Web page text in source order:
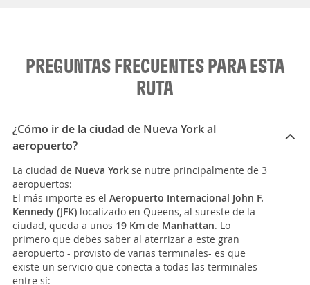
PREGUNTAS FRECUENTES PARA ESTA
RUTA
¿Cómo ir de la ciudad de Nueva York al
aeropuerto?
La ciudad de Nueva York se nutre principalmente de 3
aeropuertos:
El más importe es el Aeropuerto Internacional John F.
Kennedy (JFK) localizado en Queens, al sureste de la
ciudad, queda a unos 19 Km de Manhattan. Lo
primero que debes saber al aterrizar a este gran
aeropuerto - provisto de varias terminales- es que
existe un servicio que conecta a todas las terminales
entre sí: